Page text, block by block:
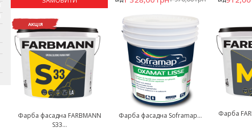
АКЦІЯ
Фарба фасадна FARBMANN
S33...
Фарба фасадна Soframap...
Фарба